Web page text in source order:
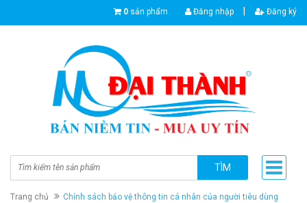
0 sản phẩm Đăng nhập Đăng ký
TÌM
Trang chủ Chính sách bảo vệ thông tin cá nhân của người tiêu dùng